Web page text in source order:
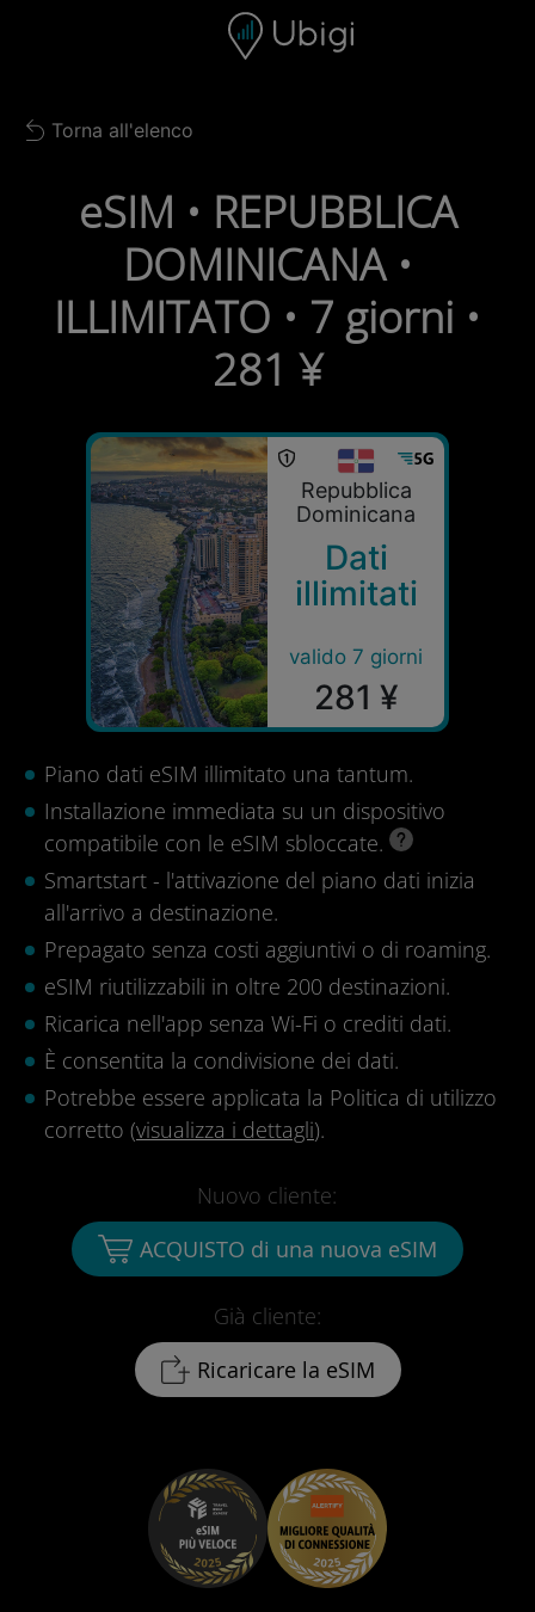
Barra di navigazione
Back to list
Torna all'elenco
eSIM • REPUBBLICA
DOMINICANA •
ILLIMITATO • 7 giorni •
281 ¥
Repubblica
Dominicana
Dati
illimitati
valido 7 giorni
281 ¥
Piano dati eSIM illimitato una tantum.
Installazione immediata su un dispositivo
compatibile con le eSIM sbloccate.
Smartstart - l'attivazione del piano dati inizia
all'arrivo a destinazione.
Prepagato senza costi aggiuntivi o di roaming.
eSIM riutilizzabili in oltre 200 destinazioni.
Ricarica nell'app senza Wi-Fi o crediti dati.
È consentita la condivisione dei dati.
Potrebbe essere applicata la Politica di utilizzo
corretto (visualizza i dettagli).
Già cliente:
Ricaricare la eSIM
Nuovo cliente:
ACQUISTO di una nuova eSIM